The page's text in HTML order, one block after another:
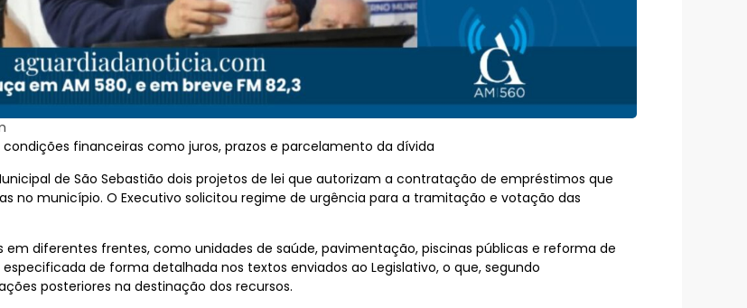
financeiras como juros, prazos e parcelamento da dívida
de São Sebastião dois projetos de lei que autorizam a contratação de empréstimos que
no município. O Executivo solicitou regime de urgência para a tramitação e votação das
em diferentes frentes, como unidades de saúde, pavimentação, piscinas públicas e reforma de
de forma detalhada nos textos enviados ao Legislativo, o que, segundo
posteriores na destinação dos recursos.